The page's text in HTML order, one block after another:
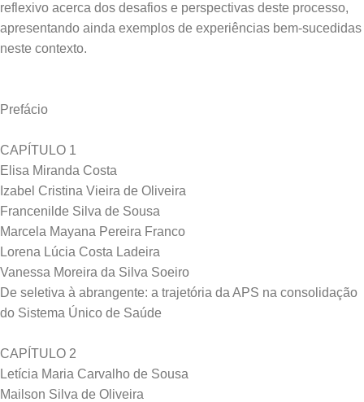
reflexivo acerca dos desafios e perspectivas deste processo,
apresentando ainda exemplos de experiências bem-sucedidas
Prefácio
CAPÍTULO 1
Elisa Miranda Costa
Izabel Cristina Vieira de Oliveira
Francenilde Silva de Sousa
Marcela Mayana Pereira Franco
Lorena Lúcia Costa Ladeira
Vanessa Moreira da Silva Soeiro
De seletiva à abrangente: a trajetória da APS na consolidação
do Sistema Único de Saúde
CAPÍTULO 2
Letícia Maria Carvalho de Sousa
Mailson Silva de Oliveira